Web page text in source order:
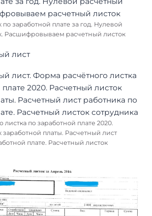
заработной плате за год. Нулевой
Расшифровываем расчетный листок
по заработной плате 2020.
заработной платы. Расчетный лист
плате. Расчетный листок